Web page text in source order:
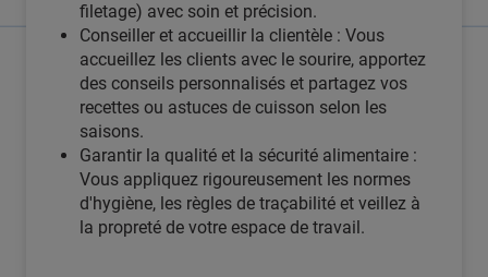
filetage) avec soin et précision.
Conseiller et accueillir la clientèle : Vous
accueillez les clients avec le sourire, apportez
des conseils personnalisés et partagez vos
recettes ou astuces de cuisson selon les
saisons.
Garantir la qualité et la sécurité alimentaire :
Vous appliquez rigoureusement les normes
d'hygiène, les règles de traçabilité et veillez à
la propreté de votre espace de travail.